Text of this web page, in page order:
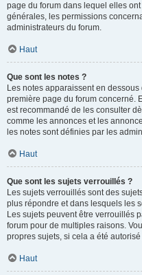
page du forum dans lequel elles
générales, les permissions
administrateurs du forum.
Haut
Que sont les notes ?
Les notes apparaissent en
première page du forum concerné.
est recommandé de les consulter
comme les annonces et les
les notes sont définies par les
Haut
Que sont les sujets verrouillés ?
Les sujets verrouillés sont des
plus répondre et dans lesquels les
Les sujets peuvent être verrouillés
forum pour de multiples raisons.
propres sujets, si cela a été
Haut